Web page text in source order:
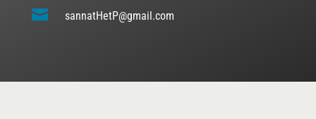
 sannatHetP@gmail.com